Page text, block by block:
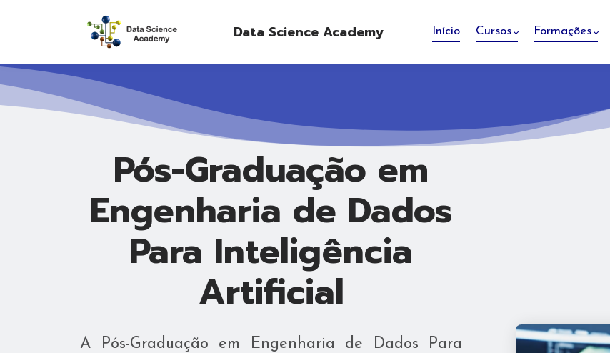
Data Science Academy Início Cursos Formações
Pós-Graduação em
Engenharia de Dados
Para Inteligência
Artificial
A Pós-Graduação em Engenharia de Dados Para